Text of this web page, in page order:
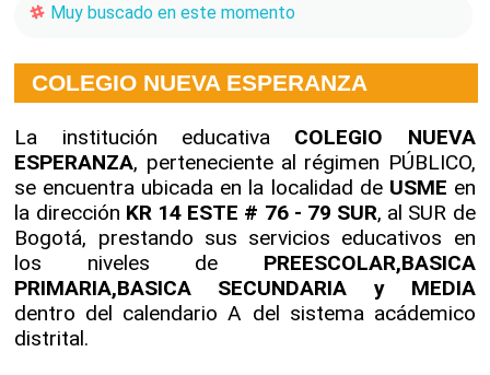
Muy buscado en este momento
COLEGIO NUEVA ESPERANZA
La institución educativa COLEGIO NUEVA
ESPERANZA, perteneciente al régimen PÚBLICO,
se encuentra ubicada en la localidad de USME en
la dirección KR 14 ESTE # 76 - 79 SUR, al SUR de
Bogotá, prestando sus servicios educativos en
los niveles de PREESCOLAR,BASICA
PRIMARIA,BASICA SECUNDARIA y MEDIA
dentro del calendario A del sistema acádemico
distrital.